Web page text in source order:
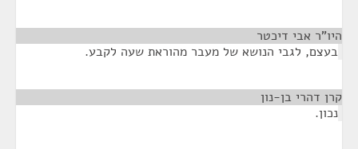
היו"ר אבי דיכטר
בעצם, לגבי הנושא של מעבר מהוראת שעה לקבע.
קרן דהרי בן-נון
נכון.